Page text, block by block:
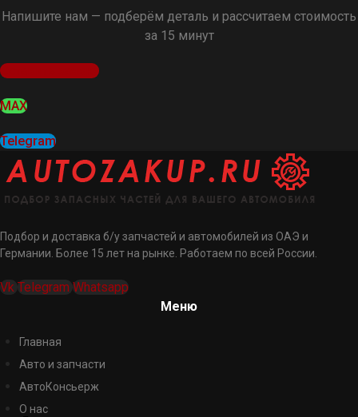
Напишите нам — подберём деталь и рассчитаем стоимость
за 15 минут
Оставить заявку
MAX
Telegram
Подбор и доставка б/у запчастей и автомобилей из ОАЭ и
Германии. Более 15 лет на рынке. Работаем по всей России.
Vk Telegram Whatsapp
Меню
Главная
Авто и запчасти
АвтоКонсьерж
О нас